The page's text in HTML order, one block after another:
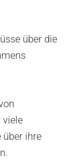
über die
viele
über ihre